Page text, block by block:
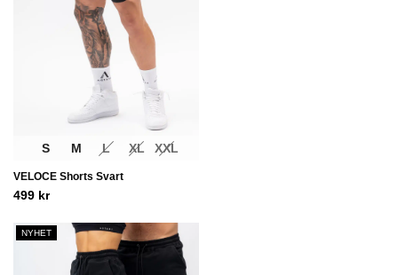
S M L XL XXL
VELOCE Shorts Svart
499 kr
NYHET